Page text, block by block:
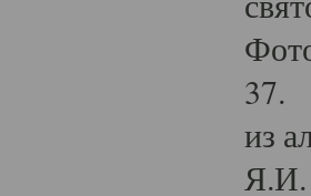
37.
из
Я.И.